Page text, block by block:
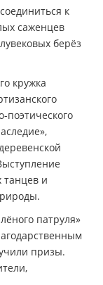
к
саженцев
берёз
кружка
поэтического
танцев и
патруля»
призы.